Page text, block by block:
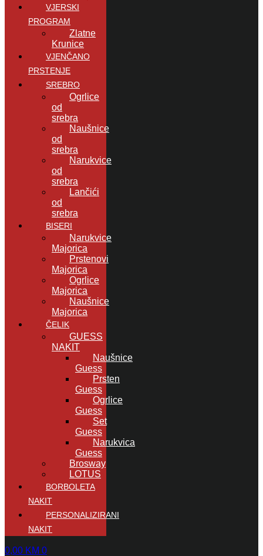
VJERSKI
PROGRAM
Zlatne
Krunice
VJENČANO
PRSTENJE
SREBRO
Ogrlice
od
srebra
Naušnice
od
srebra
Narukvice
od
srebra
Lančići
od
srebra
BISERI
Narukvice
Majorica
Prstenovi
Majorica
Ogrlice
Majorica
Naušnice
Majorica
ČELIK
GUESS
NAKIT
Naušnice
Guess
Prsten
Guess
Ogrlice
Guess
Set
Guess
Narukvica
Guess
Brosway
LOTUS
BORBOLETA
NAKIT
PERSONALIZIRANI
NAKIT
0,00 KM 0